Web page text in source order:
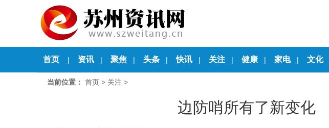
首页 | 资讯 | 聚焦 | 头条 | 快讯 | 关注 | 健康 | 家电 | 文化
当前位置： 首页 > 关注 >
边防哨所有了新变化